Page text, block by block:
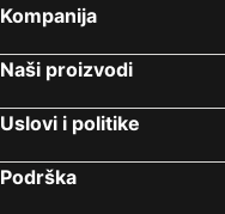
Kompanija
Naši proizvodi
Uslovi i politike
Podrška